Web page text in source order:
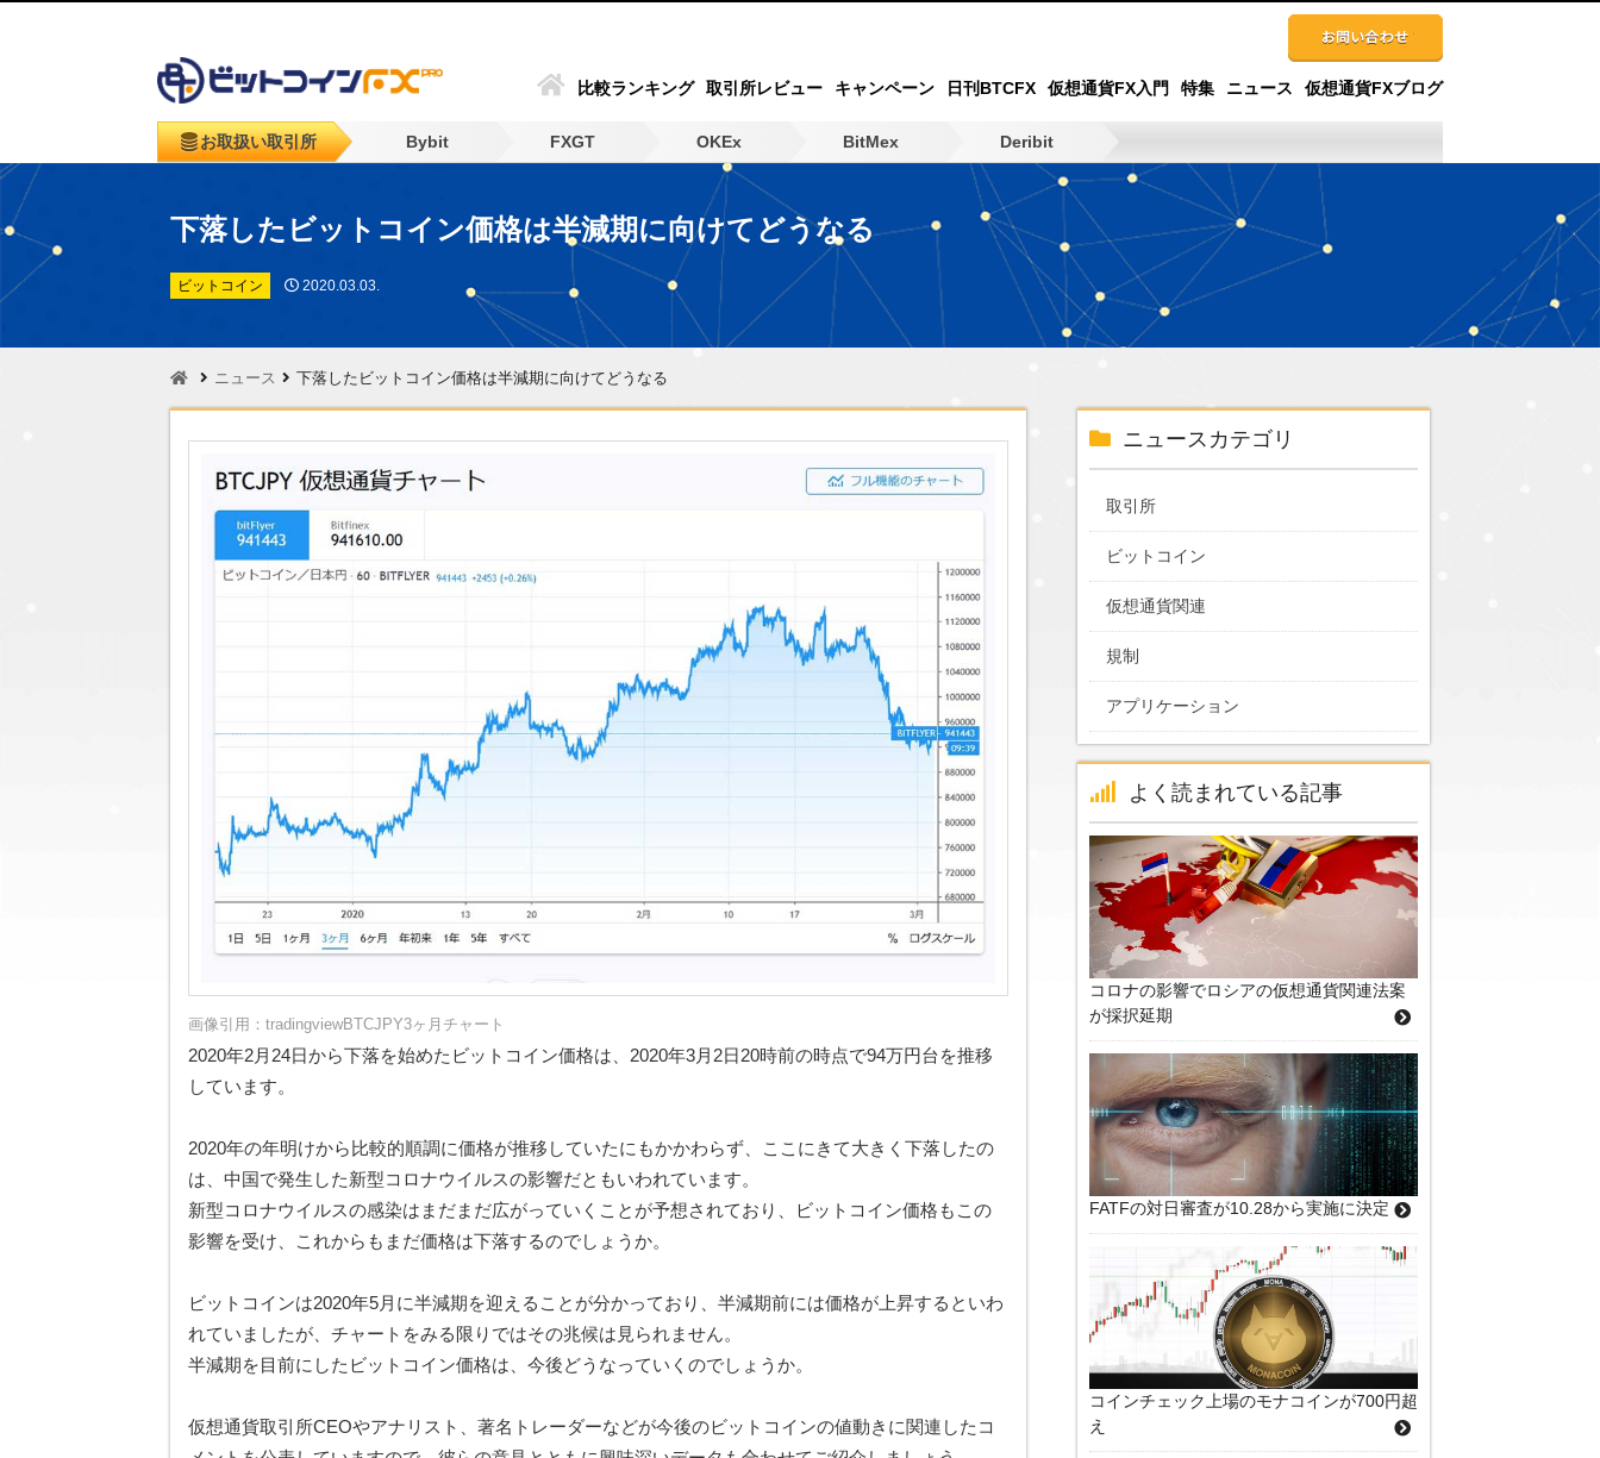
比較ランキング 取引所レビュー キャンペーン 日刊BTCFX 仮想通貨FX入門 特集 ニュース 仮想通貨FXブログ
お取扱い取引所 Bybit FXGT OKEx BitMex Deribit
下落したビットコイン価格は半減期に向けてどうなる
ビットコイン 2020.03.03.
ニュース 下落したビットコイン価格は半減期に向けてどうなる
画像引用：tradingviewBTCJPY3ヶ月チャート
2020年2月24日から下落を始めたビットコイン価格は、2020年3月2日20時前の時点で94万円台を推移
しています。
2020年の年明けから比較的順調に価格が推移していたにもかかわらず、ここにきて大きく下落したの
は、中国で発生した新型コロナウイルスの影響だともいわれています。
新型コロナウイルスの感染はまだまだ広がっていくことが予想されており、ビットコイン価格もこの
影響を受け、これからもまだ価格は下落するのでしょうか。
ビットコインは2020年5月に半減期を迎えることが分かっており、半減期前には価格が上昇するといわ
れていましたが、チャートをみる限りではその兆候は見られません。
半減期を目前にしたビットコイン価格は、今後どうなっていくのでしょうか。
仮想通貨取引所CEOやアナリスト、著名トレーダーなどが今後のビットコインの値動きに関連したコ
ニュースカテゴリ
取引所
ビットコイン
仮想通貨関連
規制
アプリケーション
よく読まれている記事
コロナの影響でロシアの仮想通貨関連法案
が採択延期
FATFの対日審査が10.28から実施に決定
コインチェック上場のモナコインが700円超
え